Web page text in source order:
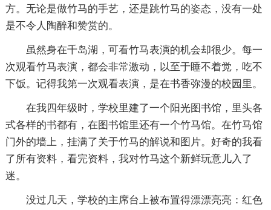
方。无论是做竹马的手艺，还是跳竹马的姿态，没有一处
是不令人陶醉和赞赏的。
虽然身在千岛湖，可看竹马表演的机会却很少。每一
次观看竹马表演，都会非常激动，以至于睡不着觉，吃不
下饭。记得我第一次观看表演，是在书香弥漫的校园里。
在我四年级时，学校里建了一个阳光图书馆，里头各
式各样的书都有，在图书馆里还有一个竹马馆。在竹马馆
门外的墙上，挂满了关于竹马的解说和图片。好奇的我看
了所有资料，看完资料，我对竹马这个新鲜玩意儿入了
迷。
没过几天，学校的主席台上被布置得漂漂亮亮：红色